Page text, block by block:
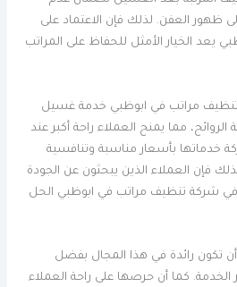
ظهور العفن. لذلك فإن الاعتماد على
يعد الخيار الأمثل للحفاظ على المراتب
تنظيف مراتب في ابوظبي خدمة غسيل
مما يمنح العملاء راحة أكبر عند
خدماتها بأسعار مناسبة وتنافسية
فإن العملاء الذين يبحثون عن الجودة
شركة تنظيف مراتب في ابوظبي الحل
تكون رائدة في هذا المجال بفضل
الخدمة. كما أن حرصها على راحة العملاء